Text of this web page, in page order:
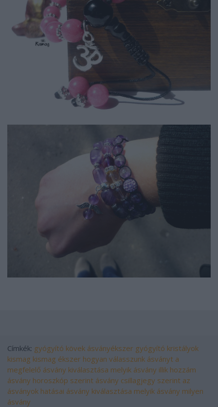
Címkék: gyógyító kövek ásványékszer gyógyító kristályok
kismag kismag ékszer hogyan válasszunk ásványt a
megfelelő ásvány kiválasztása melyik ásvány illik hozzám
ásvány horoszkóp szerint ásvány csillagjegy szerint az
ásványok hatásai ásvány kiválasztása melyik ásvány milyen
ásvány